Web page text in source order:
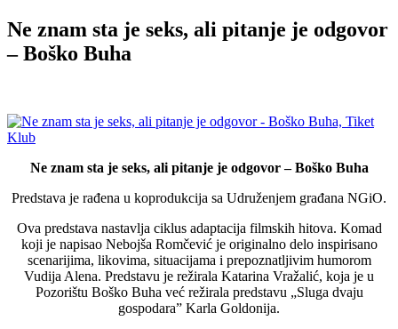
Ne znam sta je seks, ali pitanje je odgovor
– Boško Buha
Ne znam sta je seks, ali pitanje je odgovor – Boško Buha
Predstava je rađena u koprodukcija sa Udruženjem građana NGiO.
Ova predstava nastavlja ciklus adaptacija filmskih hitova. Komad
koji je napisao Nebojša Romčević je originalno delo inspirisano
scenarijima, likovima, situacijama i prepoznatljivim humorom
Vudija Alena. Predstavu je režirala Katarina Vražalić, koja je u
Pozorištu Boško Buha već režirala predstavu „Sluga dvaju
gospodara” Karla Goldonija.